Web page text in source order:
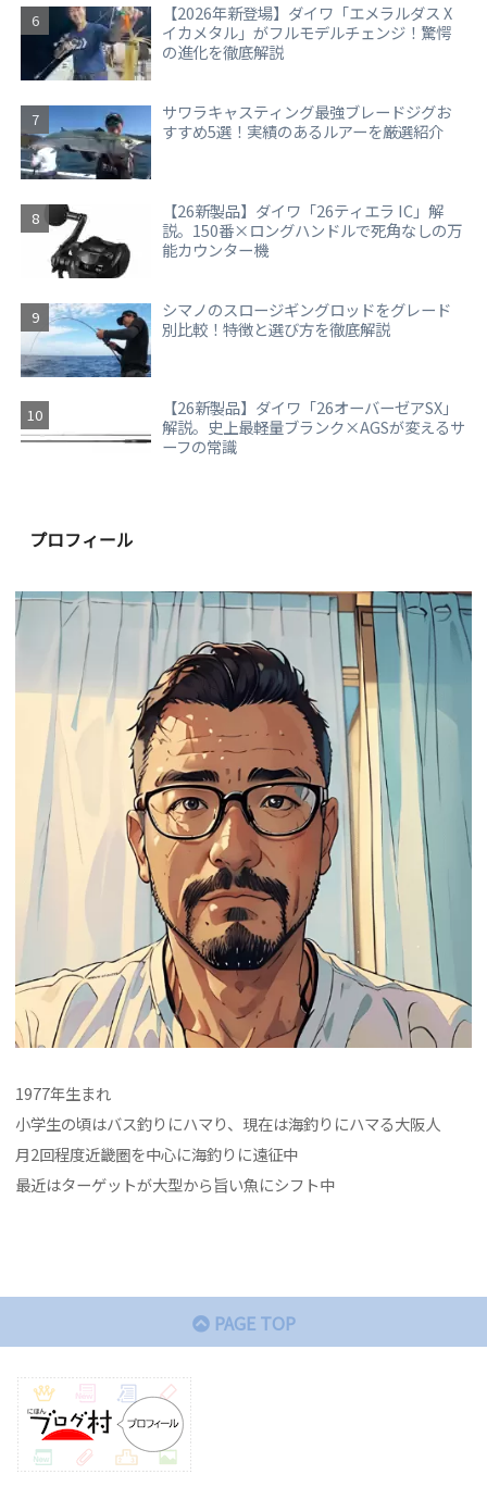
【2026年新登場】ダイワ「エメラルダス X
イカメタル」がフルモデルチェンジ！驚愕
の進化を徹底解説
サワラキャスティング最強ブレードジグお
すすめ5選！実績のあるルアーを厳選紹介
【26新製品】ダイワ「26ティエラ IC」解
説。150番×ロングハンドルで死角なしの万
能カウンター機
シマノのスロージギングロッドをグレード
別比較！特徴と選び方を徹底解説
【26新製品】ダイワ「26オーバーゼアSX」
解説。史上最軽量ブランク×AGSが変えるサ
ーフの常識
プロフィール
1977年生まれ
小学生の頃はバス釣りにハマり、現在は海釣りにハマる大阪人
月2回程度近畿圏を中心に海釣りに遠征中
最近はターゲットが大型から旨い魚にシフト中
PAGE TOP